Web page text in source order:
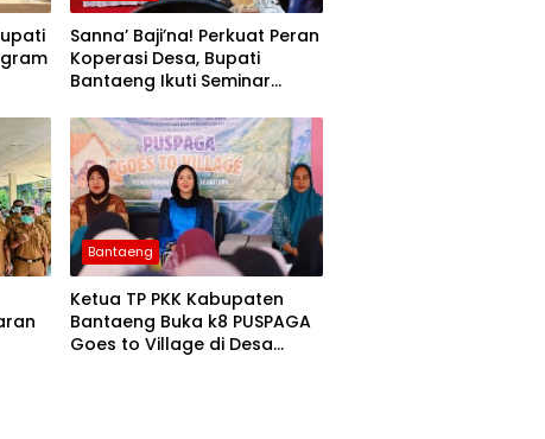
Sanna’ Baji’na! Perkuat Peran
Koperasi Desa, Bupati
Bantaeng Ikuti Seminar
Bantaeng
Ketua TP PKK Kabupaten
Bantaeng Buka k8 PUSPAGA
Goes to Village di Desa